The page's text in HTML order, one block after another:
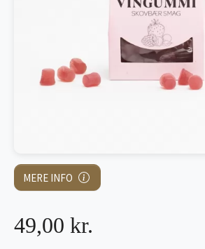
MERE INFO
49,00 kr.